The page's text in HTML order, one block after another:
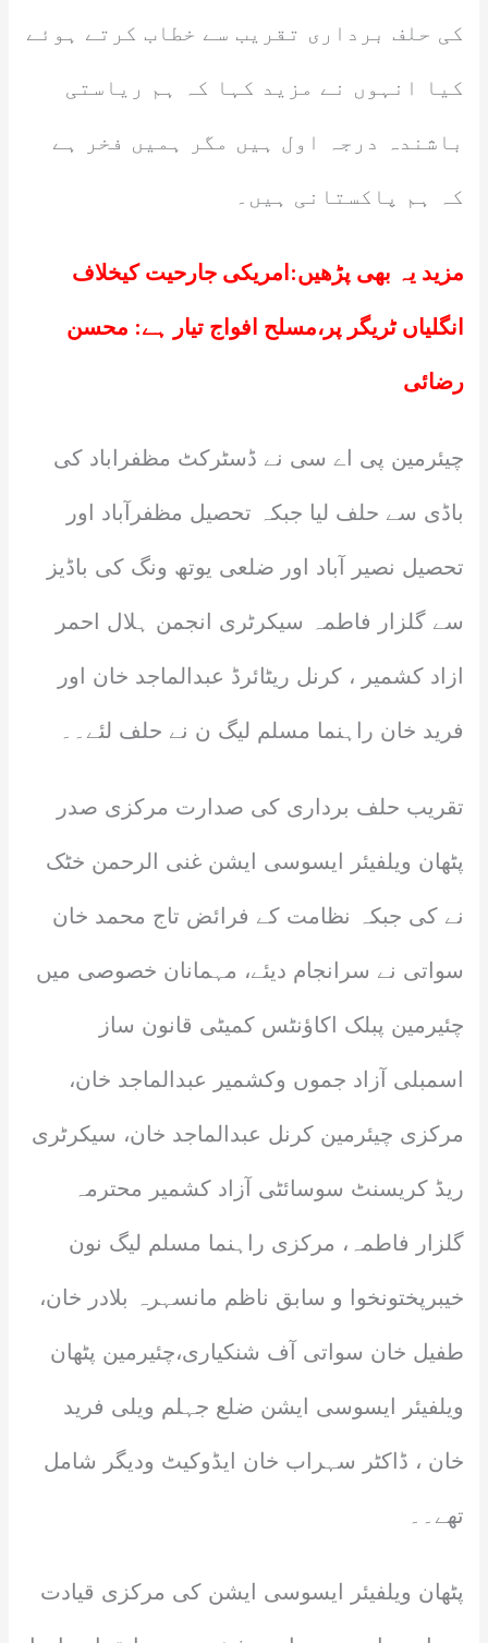
کی حلف برداری تقریب سے خطاب کرتے ہوئے
کیا انہوں نے مزید کہا کہ ہم ریاستی
باشندہ درجہ اول ہیں مگر ہمیں فخر ہے
کہ ہم پاکستانی ہیں۔
مزید یہ بھی پڑھیں: امریکی جارحیت کیخلاف
انگلیاں ٹریگر پر،مسلح افواج تیار ہے: محسن
رضائی
چیئرمین پی اے سی نے ڈسٹرکٹ مظفراباد کی
باڈی سے حلف لیا جبکہ تحصیل مظفرآباد اور
تحصیل نصیر آباد اور ضلعی یوتھ ونگ کی باڈیز
سے گلزار فاطمہ سیکرٹری انجمن ہلال احمر
ازاد کشمیر ، کرنل ریٹائرڈ عبدالماجد خان اور
فرید خان راہنما مسلم لیگ ن نے حلف لئے۔۔
تقریب حلف برداری کی صدارت مرکزی صدر
پٹھان ویلفیئر ایسوسی ایشن غنی الرحمن خٹک
نے کی جبکہ نظامت کے فرائض تاج محمد خان
سواتی نے سرانجام دیئے، مہمانان خصوصی میں
چئیرمین پبلک اکاؤنٹس کمیٹی قانون ساز
اسمبلی آزاد جموں وکشمیر عبدالماجد خان،
مرکزی چیئرمین کرنل عبدالماجد خان، سیکرٹری
ریڈ کریسنٹ سوسائٹی آزاد کشمیر محترمہ
گلزار فاطمہ، مرکزی راہنما مسلم لیگ نون
خیبرپختونخوا و سابق ناظم مانسہرہ بلادر خان،
طفیل خان سواتی آف شنکیاری،چئیرمین پٹھان
ویلفیئر ایسوسی ایشن ضلع جہلم ویلی فرید
خان ، ڈاکٹر سہراب خان ایڈوکیٹ ودیگر شامل
تھے۔۔
پٹھان ویلفیئر ایسوسی ایشن کی مرکزی قیادت